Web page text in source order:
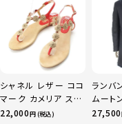
シャネル レザー ココ
マーク カメリア スエ
ード サンダル ベージ
22,000円 (税込)
ランバ
ムート
ト アウ
27,500